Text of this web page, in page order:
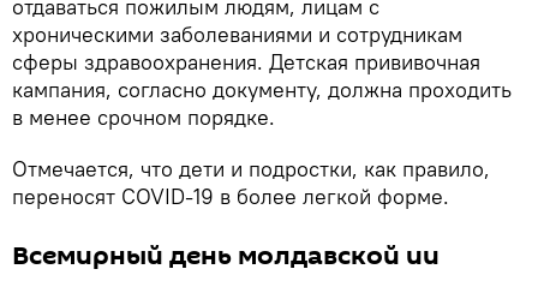
отдаваться пожилым людям, лицам с
хроническими заболеваниями и сотрудникам
сферы здравоохранения. Детская прививочная
кампания, согласно документу, должна проходить
в менее срочном порядке.
Отмечается, что дети и подростки, как правило,
переносят COVID-19 в более легкой форме.
Всемирный день молдавской ии